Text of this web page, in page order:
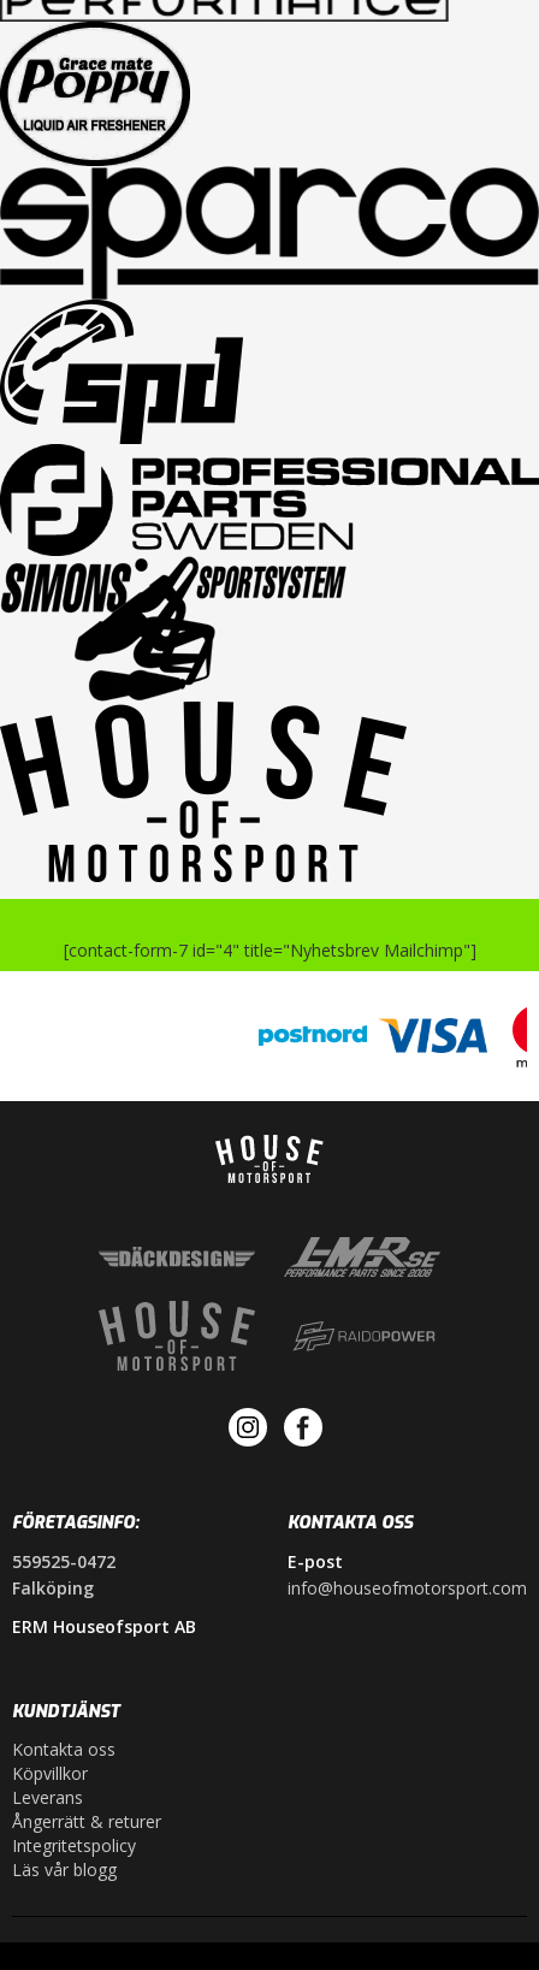
[contact-form-7 id="4" title="Nyhetsbrev Mailchimp"]
FÖRETAGSINFO:
559525-0472
Falköping
ERM Houseofsport AB
KONTAKTA OSS
E-post
info@houseofmotorsport.com
KUNDTJÄNST
Kontakta oss
Köpvillkor
Leverans
Ångerrätt & returer
Integritetspolicy
Läs vår blogg